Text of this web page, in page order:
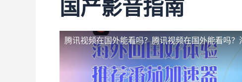
国产影音指南
腾讯视频在国外能看吗？腾讯视频在国外能看吗